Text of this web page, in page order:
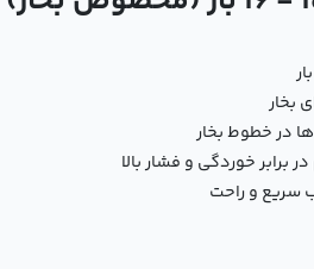
بخار
در خطوط بخار
برابر خوردگی و فشار بالا
سریع و راحت